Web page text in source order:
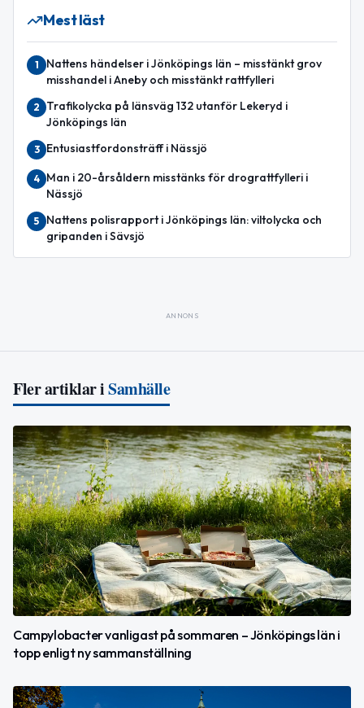
Mest läst
1
Nattens händelser i Jönköpings län – misstänkt grov
misshandel i Aneby och misstänkt rattfylleri
2
Trafikolycka på länsväg 132 utanför Lekeryd i
Jönköpings län
3 Entusiastfordonsträff i Nässjö
4
Man i 20-årsåldern misstänks för drograttfylleri i
Nässjö
5
Nattens polisrapport i Jönköpings län: viltolycka och
gripanden i Sävsjö
ANNONS
Fler artiklar iSamhälle
Campylobacter vanligast på sommaren – Jönköpings län i
topp enligt ny sammanställning